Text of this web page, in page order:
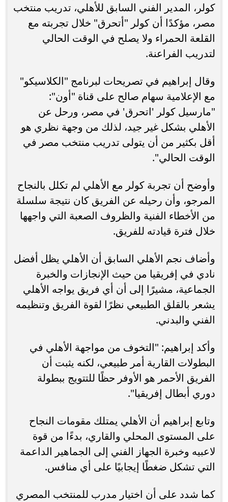
كولر، المدير الفني السابق للأهلي، تدريب منتخب
مصر، مؤكدًا أن كولر "أتحرق" خلال تجربته مع
القلعة الحمراء ولا يصلح في الوقت الحالي
لتدريب الفراعنة.
وقال إبراهيم في تصريحات لبرنامج "الكلاسيكو"
مع الإعلامية سهام صالح على قناة "أون":
"مارسيل كولر 'اتحرق' في مصر، ورحل عن
الأهلي بشكل غير جيد، لذلك من وجهة نظري هو
أقل بكثير من أن يتولى تدريب منتخب مصر في
الوقت الحالي".
وأوضح أن تجربة كولر مع الأهلي لم تكلل بالنجاح
المرجو، وأن رحيله عن الفريق كان نتيجة سلسلة
من الأخطاء الفنية والظروف الصعبة التي واجهها
خلال فترة قيادته للفريق.
وأضاف نجم الأهلي السابق أن الأهلي يظل أفضل
نادي في إفريقيا من حيث الإنجازات والخبرة
الجماعية، مشيرًا إلى أن أي فريق يواجه الأهلي
يشعر بالقلق الطبيعي نظرًا لقوة الفريق وتنظيمه
الفني والبدني.
وأكد إبراهيم: "التخوف من مواجهة الأهلي في
البطولات القارية أمر طبيعي، لكنه يثبت أن
الفريق الأحمر هو الأوفر حظًا للتتويج ببطولة
دوري أبطال إفريقيا".
وتابع إبراهيم أن الأهلي يمتلك مقومات النجاح
على المستوى المحلي والقاري، بدءًا من قوة
لاعبيه وخبرة الجهاز الفني إلى الجماهير الداعمة
التي تشكل ضغطًا إيجابيًا على أي منافس.
كما شدد على أن اختيار مدرب للمنتخب المصري